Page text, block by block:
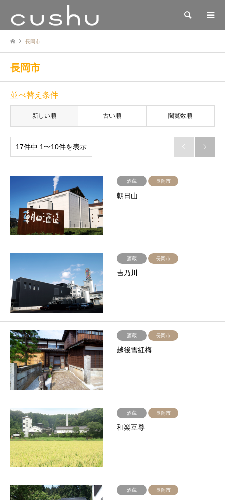
検索
長岡市
長岡市
並べ替え条件
新しい順 古い順 閲覧数順
17件中 1〜10件を表示  
酒蔵 長岡市
朝日山
酒蔵 長岡市
吉乃川
酒蔵 長岡市
越後雪紅梅
酒蔵 長岡市
和楽互尊
酒蔵 長岡市